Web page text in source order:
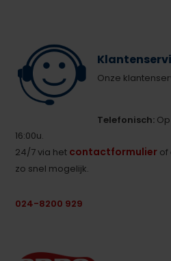
Onze
Telefonisch:
16:00u.
24/7 via het contactformulier of
zo snel mogelijk.
024-8200 929